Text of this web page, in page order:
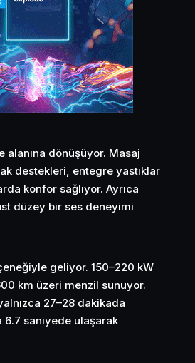
alanına dönüşüyor. Masaj
destekleri, entegre yastıklar
konfor sağlıyor. Ayrıca
düzey bir ses deneyimi
geliyor. 150–220 kW
km üzeri menzil sunuyor.
27–28 dakikada
6.7 saniyede ulaşarak